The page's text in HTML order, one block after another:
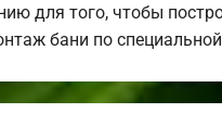
для того, чтобы
бани по